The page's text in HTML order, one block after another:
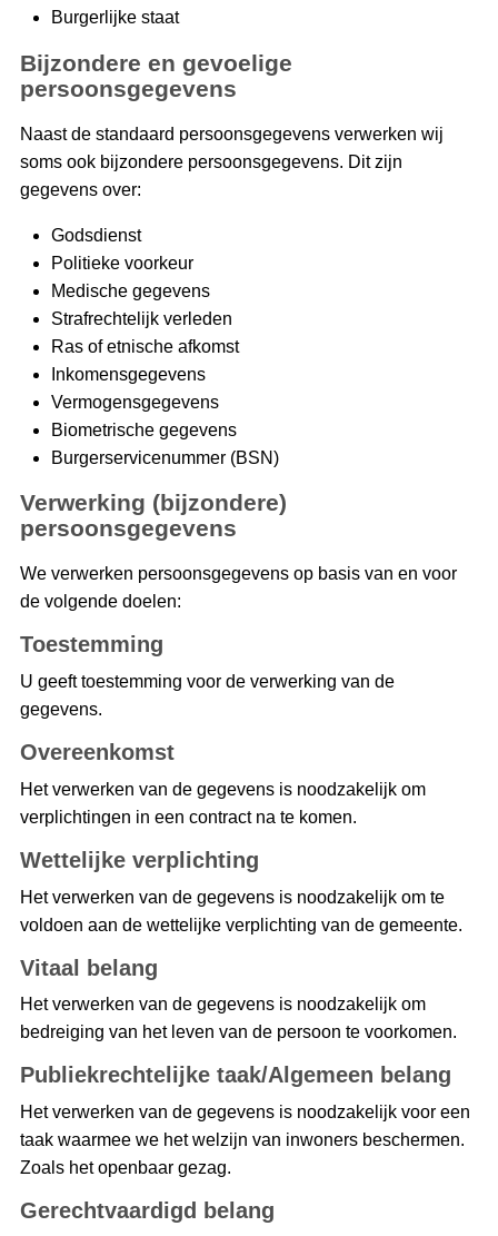
Burgerlijke staat
Bijzondere en gevoelige
persoonsgegevens
Naast de standaard persoonsgegevens verwerken wij
soms ook bijzondere persoonsgegevens. Dit zijn
gegevens over:
Godsdienst
Politieke voorkeur
Medische gegevens
Strafrechtelijk verleden
Ras of etnische afkomst
Inkomensgegevens
Vermogensgegevens
Biometrische gegevens
Burgerservicenummer (BSN)
Verwerking (bijzondere)
persoonsgegevens
We verwerken persoonsgegevens op basis van en voor
de volgende doelen:
Toestemming
U geeft toestemming voor de verwerking van de
gegevens.
Overeenkomst
Het verwerken van de gegevens is noodzakelijk om
verplichtingen in een contract na te komen.
Wettelijke verplichting
Het verwerken van de gegevens is noodzakelijk om te
voldoen aan de wettelijke verplichting van de gemeente.
Vitaal belang
Het verwerken van de gegevens is noodzakelijk om
bedreiging van het leven van de persoon te voorkomen.
Publiekrechtelijke taak/Algemeen belang
Het verwerken van de gegevens is noodzakelijk voor een
taak waarmee we het welzijn van inwoners beschermen.
Zoals het openbaar gezag.
Gerechtvaardigd belang